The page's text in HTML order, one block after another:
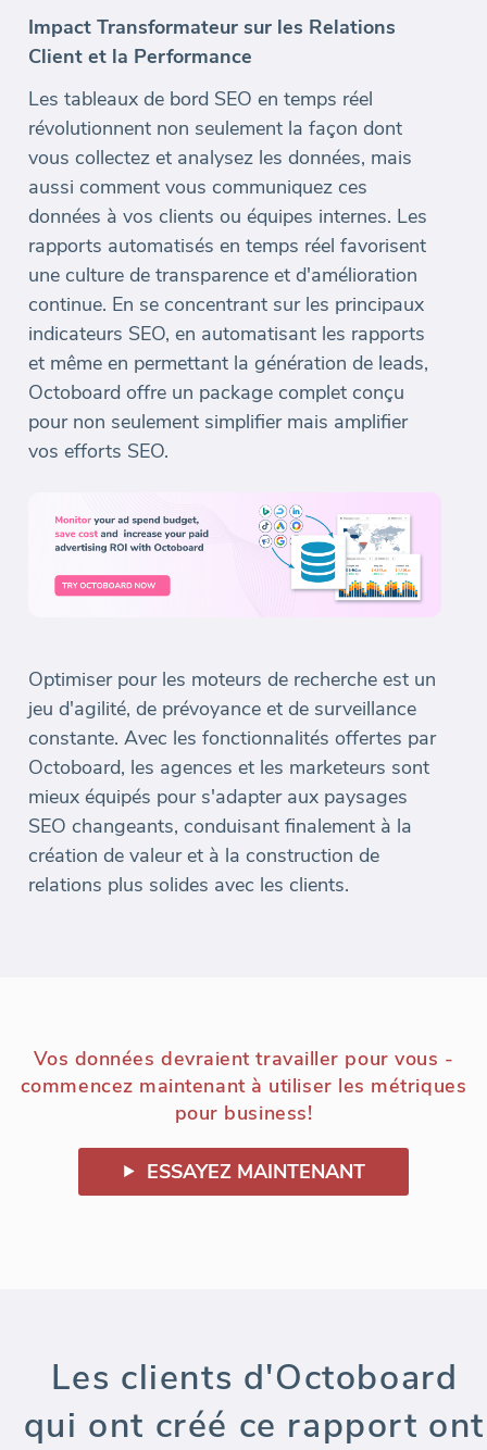
Impact Transformateur sur les Relations
Client et la Performance
Les tableaux de bord SEO en temps réel
révolutionnent non seulement la façon dont
vous collectez et analysez les données, mais
aussi comment vous communiquez ces
données à vos clients ou équipes internes. Les
rapports automatisés en temps réel favorisent
une culture de transparence et d'amélioration
continue. En se concentrant sur les principaux
indicateurs SEO, en automatisant les rapports
et même en permettant la génération de leads,
Octoboard offre un package complet conçu
pour non seulement simplifier mais amplifier
vos efforts SEO.
Optimiser pour les moteurs de recherche est un
jeu d'agilité, de prévoyance et de surveillance
constante. Avec les fonctionnalités offertes par
Octoboard, les agences et les marketeurs sont
mieux équipés pour s'adapter aux paysages
SEO changeants, conduisant finalement à la
création de valeur et à la construction de
relations plus solides avec les clients.
Vos données devraient travailler pour vous -
commencez maintenant à utiliser les métriques
pour business!
ESSAYEZ MAINTENANT
Les clients d'Octoboard
qui ont créé ce rapport ont